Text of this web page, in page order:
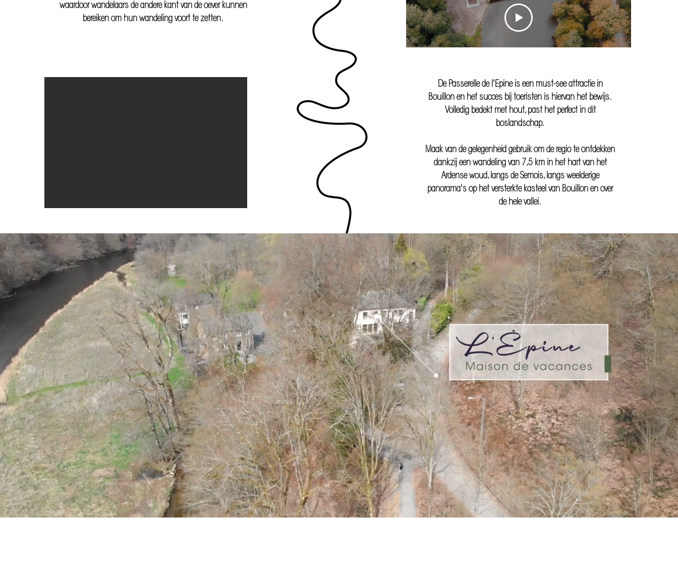
Tombeau du
Géant
waardoor wandelaars de andere kant van de oever kunnen
bereiken om hun wandeling voort te zetten.
De Passerelle de l'Epine is een must-see attractie in
Bouillon en het succes bij toeristen is hiervan het bewijs.
Volledig bedekt met hout, past het perfect in dit
boslandschap.
Maak van de gelegenheid gebruik om de regio te ontdekken
dankzij een wandeling van 7,5 km in het hart van het
Ardense woud, langs de Semois, langs weelderige
panorama's op het versterkte kasteel van Bouillon en over
de hele vallei.